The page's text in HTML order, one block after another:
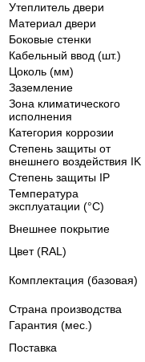
Утеплитель двери
Материал двери
Боковые стенки
Кабельный ввод (шт.)
Цоколь (мм)
Заземление
Зона климатического
исполнения
Категория коррозии
Степень защиты от
внешнего воздействия IK
Степень защиты IP
Температура
эксплуатации (°С)
Внешнее покрытие
Цвет (RAL)
Комплектация (базовая)
Страна производства
Гарантия (мес.)
Поставка